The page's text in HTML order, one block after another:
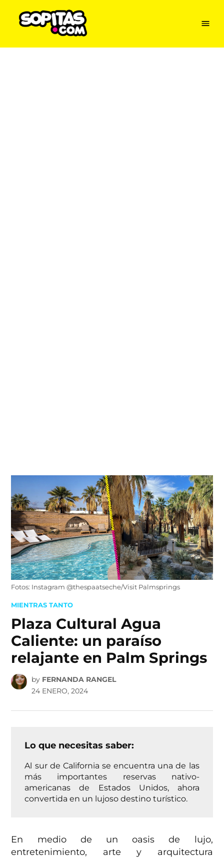
content
Menu
Fotos: Instagram @thespaatseche/Visit Palmsprings
POSTED
MIENTRAS TANTO
Plaza Cultural Agua
Caliente: un paraíso
relajante en Palm Springs
by FERNANDA RANGEL
24 ENERO, 2024
Lo que necesitas saber:
Al sur de California se encuentra una de las
más importantes reservas nativo-
americanas de Estados Unidos, ahora
convertida en un lujoso destino turístico.
En medio de un oasis de lujo,
entretenimiento, arte y arquitectura